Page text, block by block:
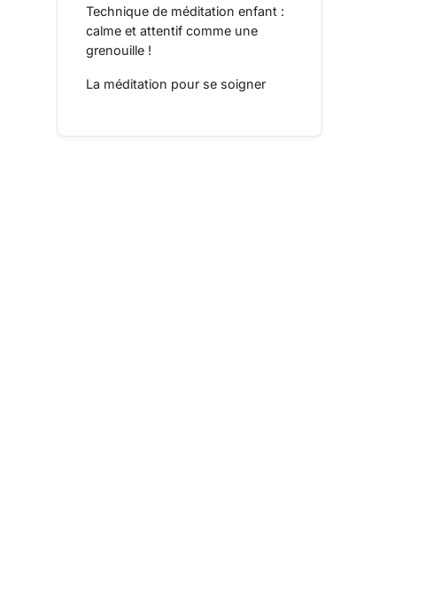
Technique de méditation enfant :
calme et attentif comme une
grenouille !
La méditation pour se soigner